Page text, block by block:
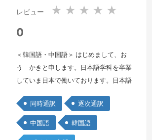
共
レビュー ★ ★ ★ ★ ★
0
＜韓国語・中国語＞ はじめまして、お
う かきと申します。日本語学科を卒業
していま日本で働いております。日本語
ベルです。どうぞよろしくお願いいたし
ます。 続きを見る »
同時通訳 逐次通訳
中国語 韓国語